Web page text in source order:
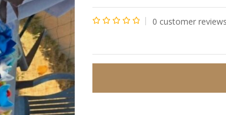
sur
0 customer reviews